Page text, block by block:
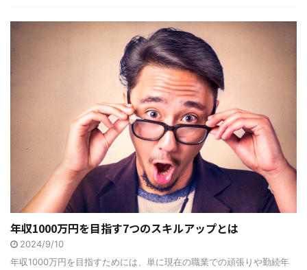
年収1000万円を目指す7つのスキルアップとは
2024/9/10
年収1000万円を目指すためには、単に現在の職業での頑張りや勤続年